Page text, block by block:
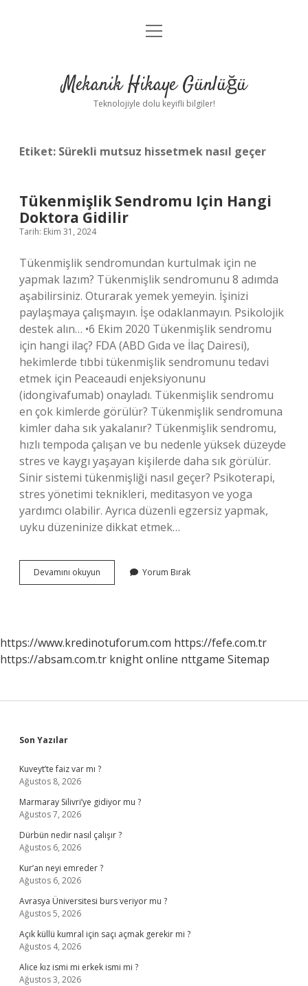
Anasayfa
Yasal Uyarı
menüyü
Mekanik Hikaye Günlüğü
Teknolojiyle dolu keyifli bilgiler!
Etiket: Sürekli mutsuz hissetmek nasıl geçer
Tükenmişlik Sendromu Için Hangi
Doktora Gidilir
Tarih: Ekim 31, 2024
Tükenmişlik sendromundan kurtulmak için ne
yapmak lazım? Tükenmişlik sendromunu 8 adımda
aşabilirsiniz. Oturarak yemek yemeyin. İşinizi
paylaşmaya çalışmayın. İşe odaklanmayın. Psikolojik
destek alın… •6 Ekim 2020 Tükenmişlik sendromu
için hangi ilaç? FDA (ABD Gıda ve İlaç Dairesi),
hekimlerde tıbbi tükenmişlik sendromunu tedavi
etmek için Peaceaudi enjeksiyonunu
(idongivafumab) onayladı. Tükenmişlik sendromu
en çok kimlerde görülür? Tükenmişlik sendromuna
kimler daha sık yakalanır? Tükenmişlik sendromu,
hızlı tempoda çalışan ve bu nedenle yüksek düzeyde
stres ve kaygı yaşayan kişilerde daha sık görülür.
Sinir sistemi tükenmişliği nasıl geçer? Psikoterapi,
stres yönetimi teknikleri, meditasyon ve yoga
yardımcı olabilir. Ayrıca düzenli egzersiz yapmak,
uyku düzeninize dikkat etmek…
Devamını okuyun Tükenmişlik
Sendromu
Yorum Bırak
https://www.kredinotuforum.com https://fefe.com.tr
https://absam.com.tr knight online nttgame Sitemap
Sidebar
Son Yazılar
Kuveyt’te faiz var mı ?
Ağustos 8, 2026
Marmaray Silivri’ye gidiyor mu ?
Ağustos 7, 2026
Dürbün nedir nasıl çalışır ?
Ağustos 6, 2026
Kur’an neyi emreder ?
Ağustos 6, 2026
Avrasya Üniversitesi burs veriyor mu ?
Ağustos 5, 2026
Açık küllü kumral için saçı açmak gerekir mi ?
Ağustos 4, 2026
Alice kız ismi mi erkek ismi mi ?
Ağustos 3, 2026